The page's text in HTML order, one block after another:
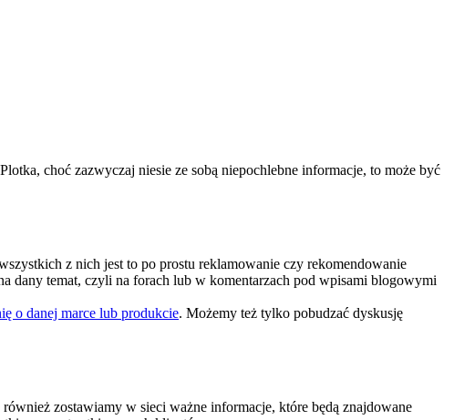
choć zazwyczaj niesie ze sobą niepochlebne informacje, to może być
z nich jest to po prostu reklamowanie czy rekomendowanie
dany temat, czyli na forach lub w komentarzach pod wpisami blogowymi
o danej marce lub produkcie. Możemy też tylko pobudzać dyskusję
zostawiamy w sieci ważne informacje, które będą znajdowane